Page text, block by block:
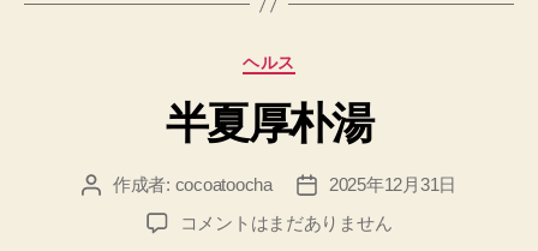
カ
ゴ
リ
ヘルス
半夏厚朴湯
投 作成者: cocoatoocha
投
稿
日
2025年12月31日
半
コメントはまだありません